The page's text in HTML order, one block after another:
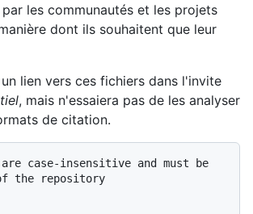
les communautés et les projets
dont ils souhaitent que leur
lien vers ces fichiers dans l'invite
, mais n'essaiera pas de les analyser
de citation.
case-insensitive and must be
the repository